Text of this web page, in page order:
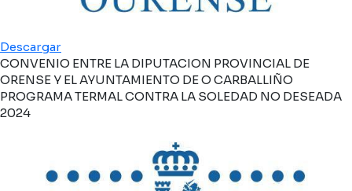
Descargar
CONVENIO ENTRE LA DIPUTACION PROVINCIAL DE
ORENSE Y EL AYUNTAMIENTO DE O CARBALLIÑO
PROGRAMA TERMAL CONTRA LA SOLEDAD NO DESEADA
2024